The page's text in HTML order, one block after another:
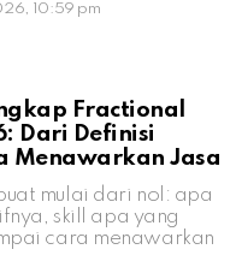
10:59 pm
Fractional
Dari Definisi
Menawarkan Jasa
mulai dari nol: apa
skill apa yang
cara menawarkan